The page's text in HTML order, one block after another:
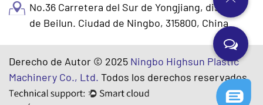
No.36 Carretera del Sur de Yongjiang, distrito
de Beilun. Ciudad de Ningbo, 315800, China
Derecho de Autor © 2025 Ningbo Highsun Plastic
Machinery Co., Ltd. Todos los derechos reservados.